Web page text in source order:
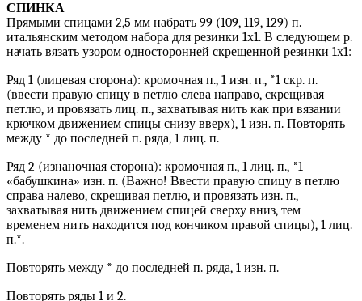
СПИНКА
Прямыми спицами 2,5 мм набрать 99 (109, 119, 129) п.
итальянским методом набора для резинки 1х1. В следующем р.
начать вязать узором односторонней скрещенной резинки 1х1:
Ряд 1 (лицевая сторона): кромочная п., 1 изн. п., *1 скр. п.
(ввести правую спицу в петлю слева направо, скрещивая
петлю, и провязать лиц. п., захватывая нить как при вязании
крючком движением спицы снизу вверх), 1 изн. п. Повторять
между * до последней п. ряда, 1 лиц. п.
Ряд 2 (изнаночная сторона): кромочная п., 1 лиц. п., *1
«бабушкина» изн. п. (Важно! Ввести правую спицу в петлю
справа налево, скрещивая петлю, и провязать изн. п.,
захватывая нить движением спицей сверху вниз, тем
временем нить находится под кончиком правой спицы), 1 лиц.
п.*.
Повторять между * до последней п. ряда, 1 изн. п.
Повторять ряды 1 и 2.